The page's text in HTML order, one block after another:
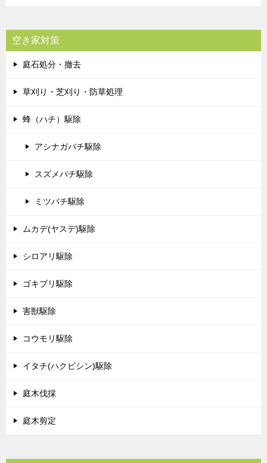
空き家対策
庭石処分・撤去
草刈り・芝刈り・防草処理
蜂（ハチ）駆除
アシナガバチ駆除
スズメバチ駆除
ミツバチ駆除
ムカデ(ヤスデ)駆除
シロアリ駆除
ゴキブリ駆除
害獣駆除
コウモリ駆除
イタチ(ハクビシン)駆除
庭木伐採
庭木剪定